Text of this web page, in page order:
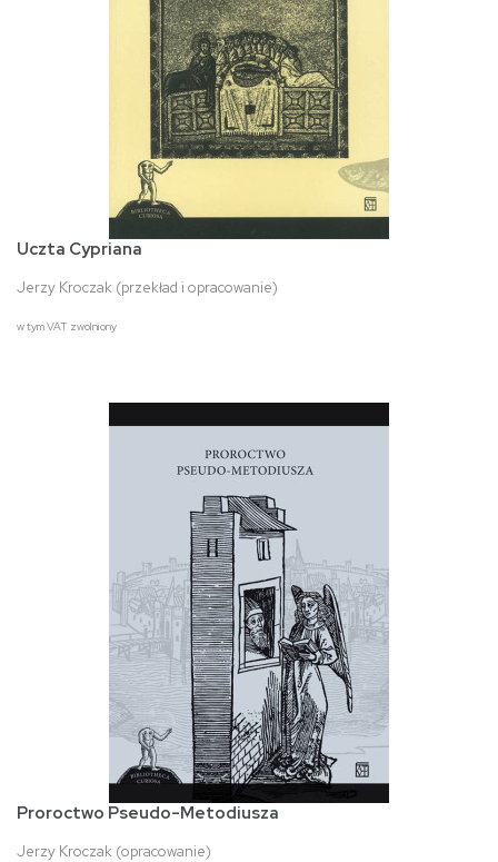
Uczta Cypriana
Jerzy Kroczak (przekład i opracowanie)
w tym VAT zwolniony
Proroctwo Pseudo-Metodiusza
Jerzy Kroczak (opracowanie)